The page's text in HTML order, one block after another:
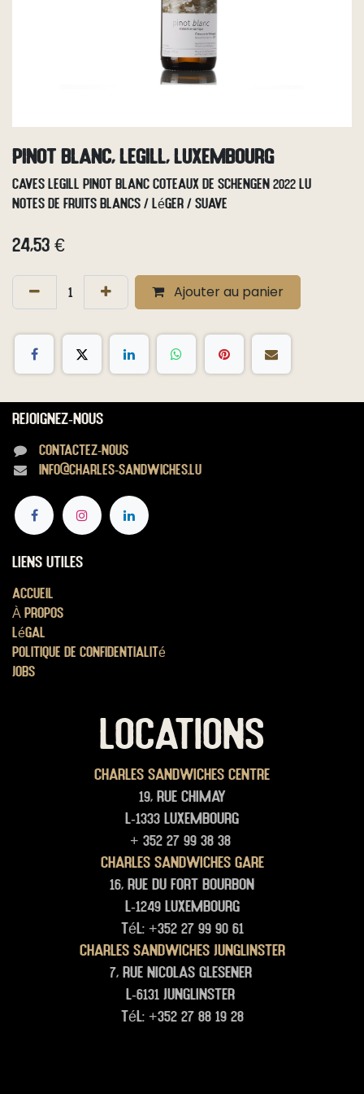
Pinot Blanc, Legill, Luxembourg
Caves Legill Pinot Blanc Coteaux de Schengen 2022 LU
Notes de fruits blancs / léger / suave
24,53 €
Ajouter au panier
Rejoignez-nous
Contactez-nous
info@charles-sandwiches.lu
Liens utiles
Accueil
À propos
Légal
Politique de confidentialité
Jobs
LOCATIONS
Charles Sandwiches Centre
19, rue Chimay
L-1333 Luxembourg
+ 352 27 99 38 38
Charles Sandwiches Gare
16, rue du Fort Bourbon
L-1249 Luxembourg
Tél: +352 27 99 90 61
Charles Sandwiches junglinster
7, rue Nicolas glesener
L-6131 junglinster
Tél: +352 27 88 19 28